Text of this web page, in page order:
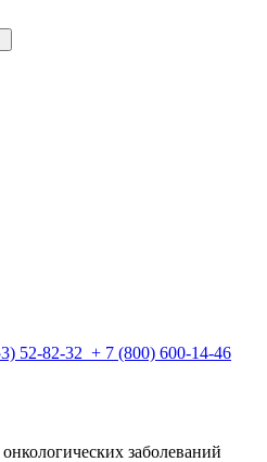
52-82-32 + 7 (800) 600-14-46
заболеваний